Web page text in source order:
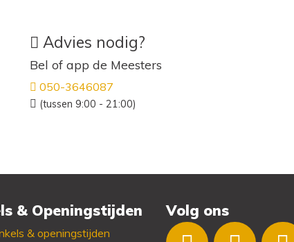
Advies nodig?
Bel of app de Meesters
050-3646087
(tussen 9:00 - 21:00)
& Openingstijden
& openingstijden
Volg ons